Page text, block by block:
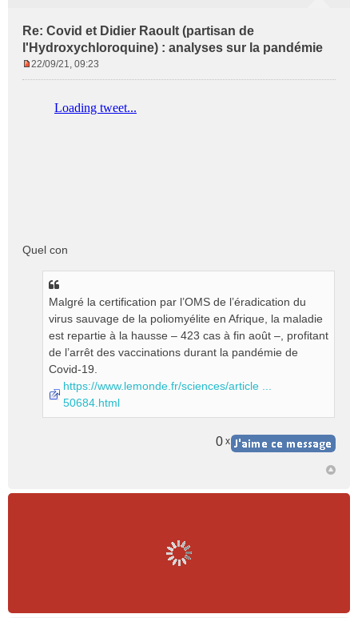
Re: Covid et Didier Raoult (partisan de
l'Hydroxychloroquine) : analyses sur la pandémie
22/09/21, 09:23
Quel con
Malgré la certification par l’OMS de l’éradication du
virus sauvage de la poliomyélite en Afrique, la maladie
est repartie à la hausse – 423 cas à fin août –, profitant
de l’arrêt des vaccinations durant la pandémie de
Covid-19.
https://www.lemonde.fr/sciences/article ...
50684.html
0 x